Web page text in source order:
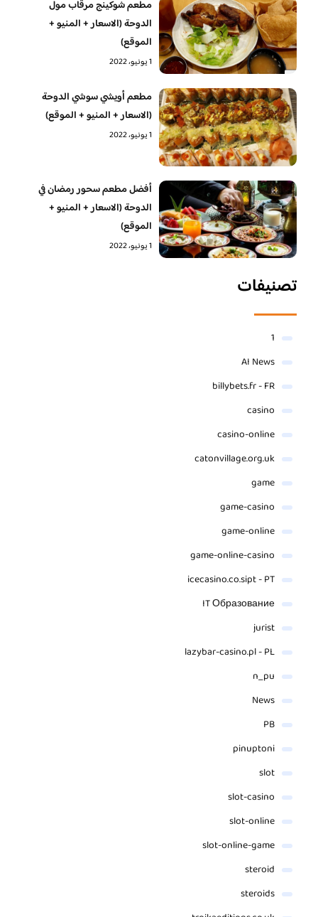
مطعم شوكينج مرقاب مول
الدوحة (الاسعار + المنيو +
الموقع)
1 يونيو، 2022
مطعم أويشي سوشي الدوحة
(الاسعار + المنيو + الموقع)
1 يونيو، 2022
أفضل مطعم سحور رمضان في
الدوحة (الاسعار + المنيو +
الموقع)
1 يونيو، 2022
تصنيفات
1
AI News
billybets.fr - FR
casino
casino-online
catonvillage.org.uk
game
game-casino
game-online
game-online-casino
icecasino.co.sipt - PT
IT Образование
jurist
lazybar-casino.pl - PL
n_pu
News
PB
pinuptoni
slot
slot-casino
slot-online
slot-online-game
steroid
steroids